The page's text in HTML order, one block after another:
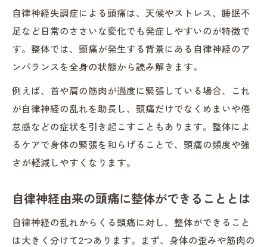
自律神経失調症による頭痛は、天候やストレス、睡眠不
足など日常のささいな変化でも発症しやすいのが特徴で
す。整体では、頭痛が発生する背景にある自律神経のア
ンバランスを全身の状態から読み解きます。
例えば、首や肩の筋肉が過度に緊張している場合、これ
が自律神経の乱れを助長し、頭痛だけでなくめまいや倦
怠感などの症状を引き起こすこともあります。整体によ
るケアで身体の緊張を和らげることで、頭痛の頻度や強
さが軽減しやすくなります。
自律神経由来の頭痛に整体ができることとは
自律神経の乱れからくる頭痛に対し、整体ができること
は大きく分けて2つあります。まず、身体の歪みや筋肉の